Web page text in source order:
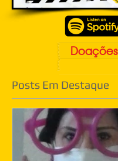
Doações
Posts Em Destaque